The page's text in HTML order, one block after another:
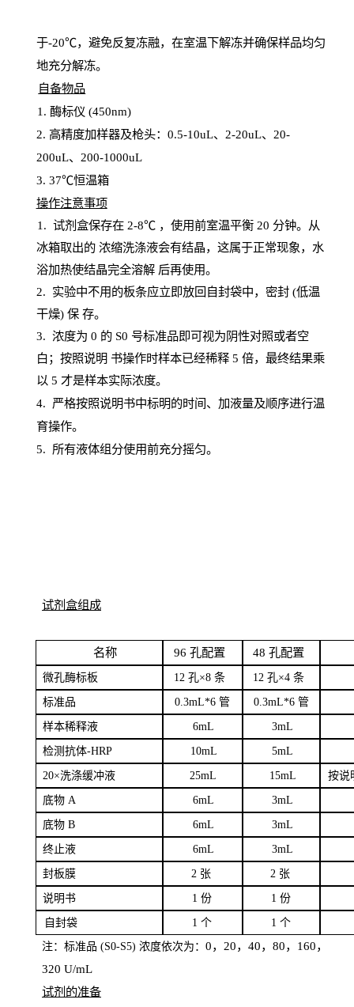
于-20℃，避免反复冻融，在室温下解冻并确保样品均匀
地充分解冻。
自备物品
1 . 酶标仪 (450nm)
2. 高精度加样器及枪头： 0.5-10uL、 2-20uL、 20-
200uL、 200-1000uL
3. 37℃恒温箱
操作注意事项
1. 试剂盒保存在 2-8℃ ，使用前室温平衡 20 分钟。从
冰箱取出的 浓缩洗涤液会有结晶，这属于正常现象，水
浴加热使结晶完全溶解 后再使用。
2. 实验中不用的板条应立即放回自封袋中，密封(低温
干燥) 保 存。
3. 浓度为 0 的 S0 号标准品即可视为阴性对照或者空
白；按照说明 书操作时样本已经稀释5 倍，最终结果乘
以 5 才是样本实际浓度。
4. 严格按照说明书中标明的时间、加液量及顺序进行温
育操作。
5. 所有液体组分使用前充分摇匀。
试剂盒组成
名称 96 孔配置 48 孔配置
微孔酶标板 12 孔×8 条 12 孔×4 条
标准品 0.3mL*6 管 0.3mL*6 管
样本稀释液 6mL 3mL
检测抗体-HRP 10mL 5mL
20×洗涤缓冲液 25mL 15mL 按说
底物A 6mL 3mL
底物B 6mL 3mL
终止液 6mL 3mL
封板膜 2 张 2 张
说明书 1 份 1 份
自封袋 1 个 1 个
注：标准品 (S0-S5) 浓度依次为： 0，20，40，80，160，
320 U/mL
试剂的准备